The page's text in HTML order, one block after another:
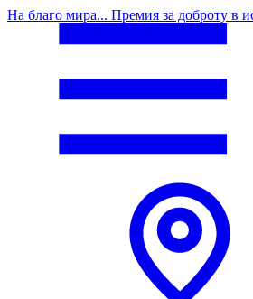
На благо мира... Премия за доброту в